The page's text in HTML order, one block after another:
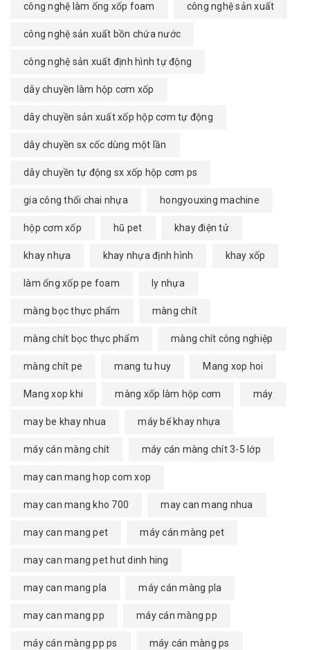
công nghệ làm ống xốp foam công nghệ sản xuất
công nghệ sản xuất bồn chứa nước
công nghệ sản xuất định hình tự động
dây chuyền làm hộp cơm xốp
dây chuyền sản xuất xốp hộp cơm tự động
dây chuyền sx cốc dùng một lần
dây chuyền tự động sx xốp hộp cơm ps
gia công thổi chai nhựa hongyouxing machine
hộp cơm xốp hũ pet khay điện tử
khay nhựa khay nhựa định hình khay xốp
làm ống xốp pe foam ly nhựa
màng bọc thực phẩm màng chít
màng chít bọc thực phẩm màng chít công nghiệp
màng chít pe mang tu huy Mang xop hoi
Mang xop khi màng xốp làm hộp cơm máy
may be khay nhua máy bế khay nhựa
máy cán màng chít máy cán màng chít 3-5 lớp
may can mang hop com xop
may can mang kho 700 may can mang nhua
may can mang pet máy cán màng pet
may can mang pet hut dinh hing
may can mang pla máy cán màng pla
may can mang pp máy cán màng pp
máy cán màng pp ps máy cán màng ps